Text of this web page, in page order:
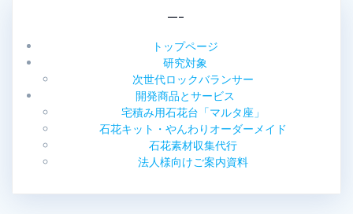
—–
トップページ
研究対象
次世代ロックバランサー
開発商品とサービス
宅積み用石花台「マルタ座」
石花キット・やんわりオーダーメイド
石花素材収集代行
法人様向けご案内資料